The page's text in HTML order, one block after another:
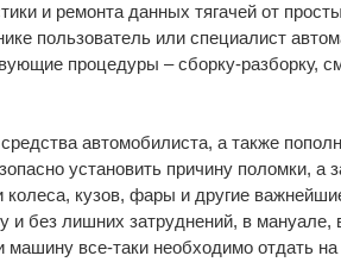
и ремонта данных тягачей от
пользователь или специалист
процедуры – сборку-разборку,
автомобилиста, а также
установить причину поломки, а
кузов, фары и другие
и без лишних затруднений, в
все-таки необходимо отдать